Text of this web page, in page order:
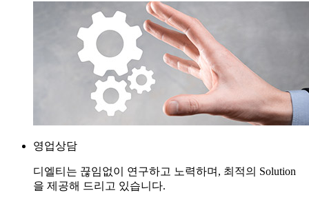
영업상담
디엘티는 끊임없이 연구하고 노력하며, 최적의 Solution
을 제공해 드리고 있습니다.